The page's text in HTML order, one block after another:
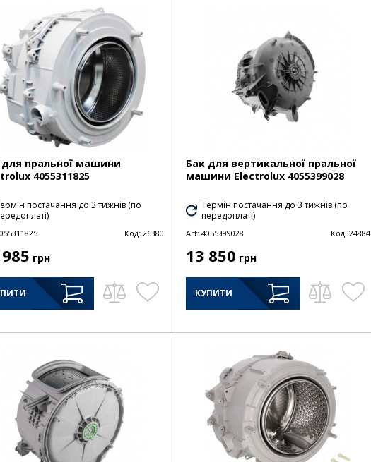
для пральної машини
4055311825
постачання до 3 тижнів (по
Код: 26380
грн
Бак для вертикальної пральної
машини Electrolux 4055399028
Термін постачання до 3 тижнів (по
передоплаті)
Art: 4055399028 Код: 24884
13 850 грн
КУПИТИ